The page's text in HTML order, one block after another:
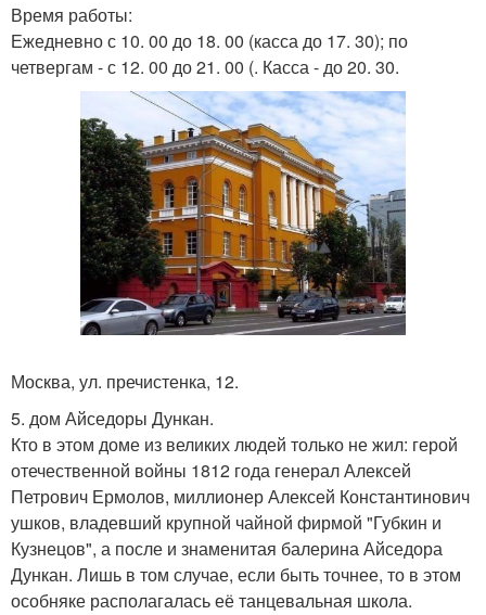
Время работы:
Ежедневно с 10. 00 до 18. 00 (касса до 17. 30); по
четвергам - с 12. 00 до 21. 00 (. Касса - до 20. 30.
Москва, ул. пречистенка, 12.
5. дом Айседоры Дункан.
Кто в этом доме из великих людей только не жил: герой
отечественной войны 1812 года генерал Алексей
Петрович Ермолов, миллионер Алексей Константинович
ушков, владевший крупной чайной фирмой "Губкин и
Кузнецов", а после и знаменитая балерина Айседора
Дункан. Лишь в том случае, если быть точнее, то в этом
особняке располагалась её танцевальная школа.